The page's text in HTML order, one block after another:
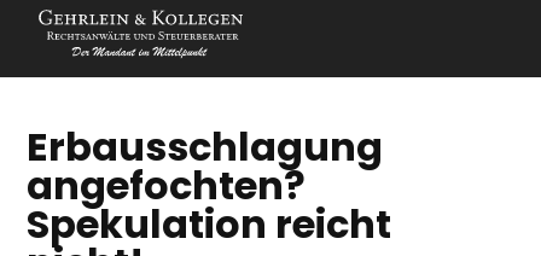
Erbausschlagung
angefochten?
Spekulation reicht